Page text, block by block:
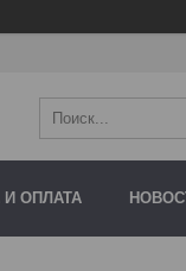
И ОПЛАТА